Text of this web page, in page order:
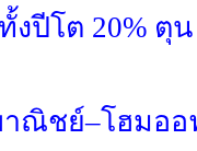
งปีโต 20% ตุ
ณิชย์–โฮมออ